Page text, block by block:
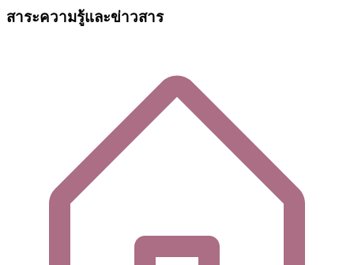
สาระความรู้และข่าวสาร